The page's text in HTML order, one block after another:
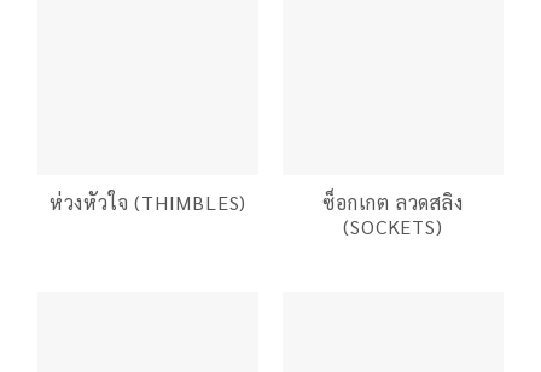
ห่วงหัวใจ (THIMBLES)
ซ็อกเกต ลวดสลิง
(SOCKETS)